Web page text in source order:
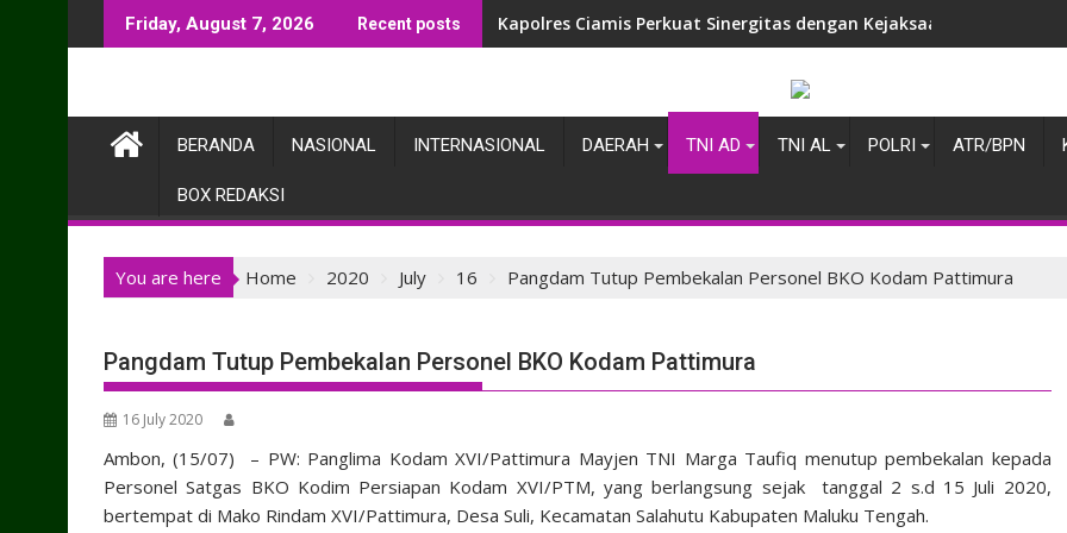
to
Friday, August 7, 2026 Recent posts Kapolres Ciamis Perkuat Sinergitas dengan Kejaksaan Negeri,
Awali Tugas di Ciamis, AKBP Eko Iskandar Sambangi Kantor IPJI
BERANDA NASIONAL INTERNASIONAL DAERAH TNI AD TNI AL POLRI ATR/BPN
BOX REDAKSI
You are here Home 2020 July 16 Pangdam Tutup Pembekalan Personel BKO Kodam Pattimura
Pangdam Tutup Pembekalan Personel BKO Kodam Pattimura
16 July 2020
Ambon, (15/07) – PW: Panglima Kodam XVI/Pattimura Mayjen TNI Marga Taufiq menutup pembekalan kepada
Personel Satgas BKO Kodim Persiapan Kodam XVI/PTM, yang berlangsung sejak tanggal 2 s.d 15 Juli 2020,
bertempat di Mako Rindam XVI/Pattimura, Desa Suli, Kecamatan Salahutu Kabupaten Maluku Tengah.